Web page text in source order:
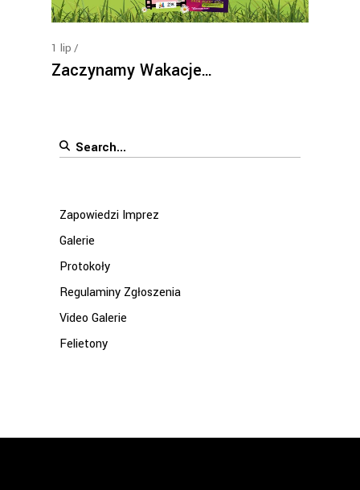
1 lip
Zaczynamy Wakacje…
Search
Zapowiedzi Imprez
Galerie
Protokoły
Regulaminy Zgłoszenia
Video Galerie
Felietony